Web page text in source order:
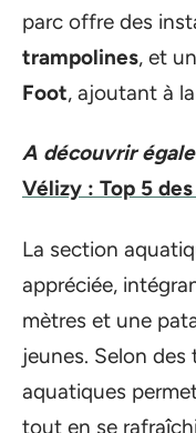
parc offre des
trampolines, et
Foot, ajoutant à
A découvrir
Vélizy : Top 5
La section
appréciée,
mètres et une
jeunes. Selon
aquatiques
tout en se